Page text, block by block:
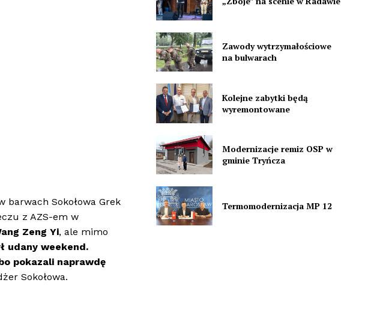
barwach Sokołowa Grek
z AZS-em w
Zeng Yi, ale mimo
udany weekend.
pokazali naprawdę
Sokołowa.
Zawody wytrzymałościowe
na bulwarach
Kolejne zabytki będą
wyremontowane
Modernizacje remiz OSP w
gminie Tryńcza
Termomodernizacja MP 12